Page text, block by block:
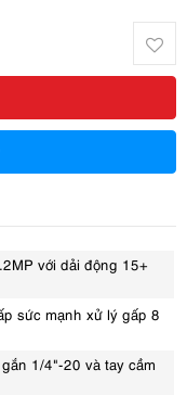
với dải động 15+
sức mạnh xử lý gấp 8
1/4"-20 và tay cầm